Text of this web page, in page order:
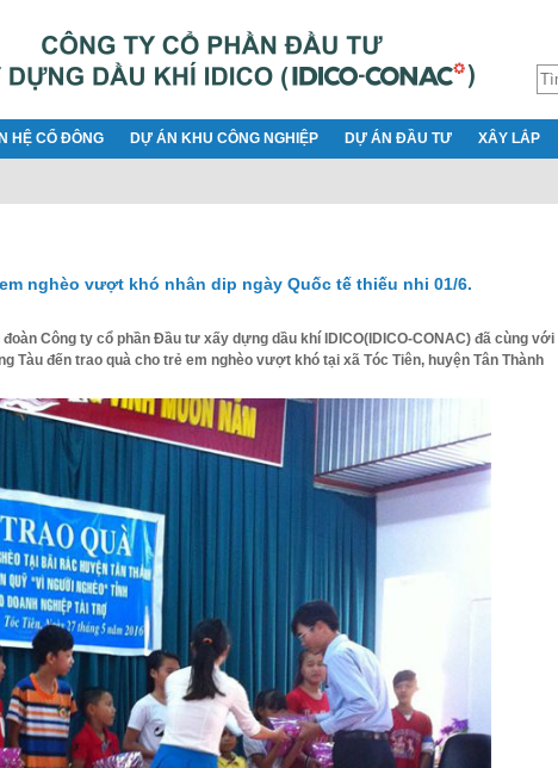
HỆ CỔ ĐÔNG DỰ ÁN KHU CÔNG NGHIỆP DỰ ÁN ĐẦU TƯ XÂY LẮP
nghèo vượt khó nhân dip ngày Quốc tế thiếu nhi 01/6.
Công ty cổ phần Đầu tư xấy dựng dầu khí IDICO(IDICO-CONAC) đã cùng với
Tàu đến trao quà cho trẻ em nghèo vượt khó tại xã Tóc Tiên, huyện Tân Thành